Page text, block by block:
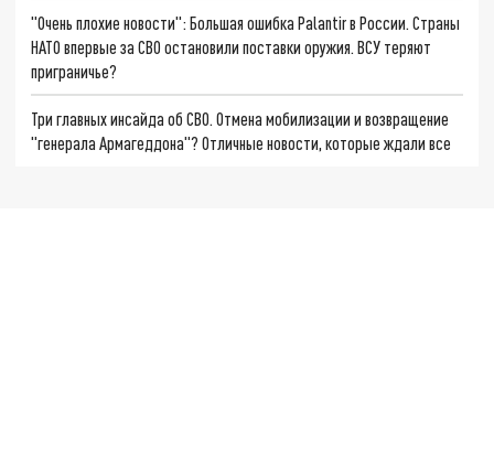
"Очень плохие новости": Большая ошибка Palantir в России. Страны
НАТО впервые за СВО остановили поставки оружия. ВСУ теряют
приграничье?
Три главных инсайда об СВО. Отмена мобилизации и возвращение
"генерала Армагеддона"? Отличные новости, которые ждали все